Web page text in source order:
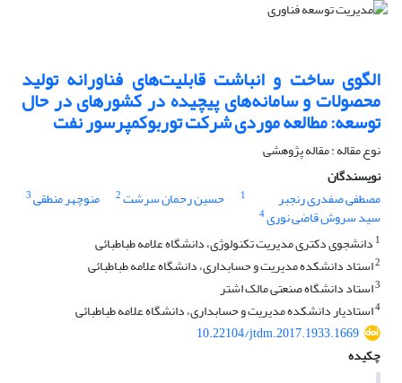
الگوی ساخت و انباشت قابلیت‌های فناورانه تولید
محصولات و سامانه‌های پیچیده در کشورهای در حال
توسعه: مطالعه موردی شرکت توربوکمپرسور نفت
نوع مقاله : مقاله پژوهشی
نویسندگان
مصطفی صفدری رنجبر
1 حسین رحمان سرشت2 منوچهر منطقی3
سید سروش قاضی نوری4
1 دانشجوی دکتری مدیریت تکنولوژی، دانشگاه علامه طباطبائی
2استاد دانشکده مدیریت و حسابداری، دانشگاه علامه طباطبائی
3استاد دانشگاه صنعتی مالک اشتر
4استادیار دانشکده مدیریت و حسابداری، دانشگاه علامه طباطبائی
10.22104/jtdm.2017.1933.1669
چکیده